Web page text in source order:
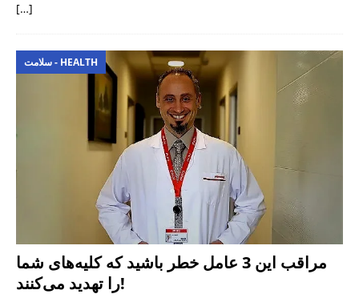
[…]
سلامت - HEALTH
مراقب این 3 عامل خطر باشید که کلیه‌های شما
را تهدید می‌کنند!